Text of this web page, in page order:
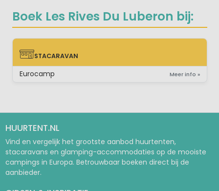
Boek Les Rives Du Luberon bij:
STACARAVAN
STACARAVAN
Eurocamp Meer info »
HUURTENT.NL
Vind en vergelijk het grootste aanbod huurtenten,
stacaravans en glamping-accommodaties op de mooiste
campings in Europa. Betrouwbaar boeken direct bij de
aanbieder.